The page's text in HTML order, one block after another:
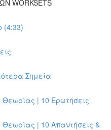
WORKSETS
(4:33)
Σημεία
Θεωρίας | 10 Ερωτήσεις
| 10 Απαντήσεις &